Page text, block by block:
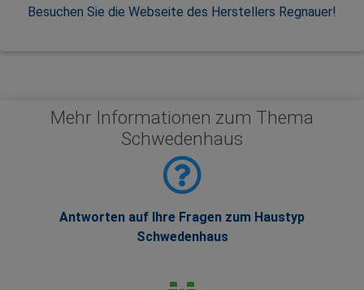
Besuchen Sie die Webseite des Herstellers Regnauer!
Mehr Informationen zum Thema
Schwedenhaus
Antworten auf Ihre Fragen zum Haustyp
Schwedenhaus